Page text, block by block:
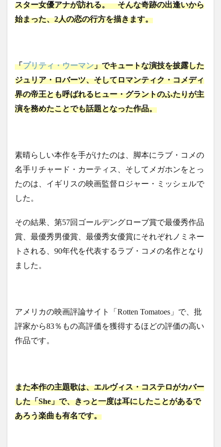
スター女優アナが訪れる。 そんな奇跡の出逢いから
始まった、2人の恋の行方を描きます。
「プリティ・ウーマン」でキュートな演技を披露した
ジュリア・ロバーツ、そしてロマンティク・コメディ
界の帝王とも呼ばれるヒュー・グラントのふたりが主
演を務めたことでも話題となった作品。
素晴らしい本作を手がけたのは、脚本にラブ・コメの
名手リチャード・カーティス、そしてメガホンをとっ
たのは、イギリスの映画監督ロジャー・ミッシェルで
した。
その結果、第57回ゴールデングローブ賞で最優秀作品
賞、最優秀男優賞、最優秀女優賞にそれぞれノミネー
トされる、90年代を代表するラブ・コメの名作となり
ました。
アメリカの映画評論サイト「Rotten Tomatoes」で、批
評家から83％もの高評価を獲得するほどの評価の高い
作品です。
また本作の主題歌は、エルヴィス・コステロがカバー
した「She」で、きっと一度は耳にしたことがあるで
あろう楽曲も有名です。